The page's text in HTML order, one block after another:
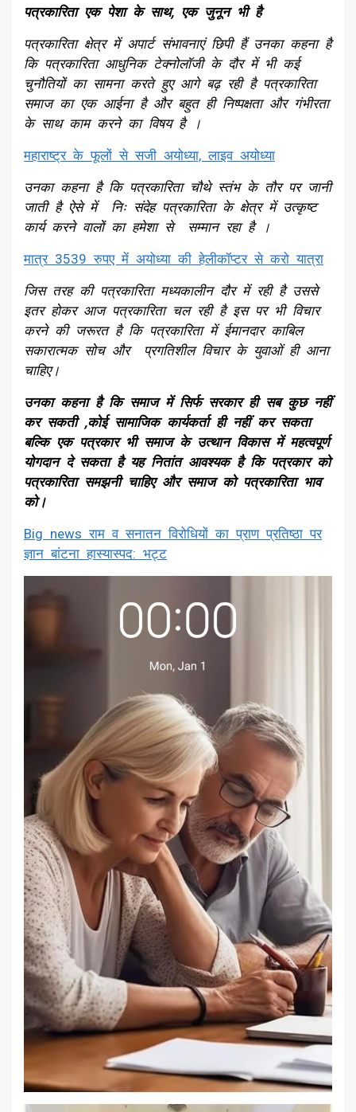
पत्रकारिता एक पेशा के साथ, एक जुनून भी है
पत्रकारिता क्षेत्र में अपार्ट संभावनाएं छिपी हैं उनका कहना है
कि पत्रकारिता आधुनिक टेक्नोलॉजी के दौर में भी कई
चुनौतियों का सामना करते हुए आगे बढ़ रही है पत्रकारिता
समाज का एक आईना है और बहुत ही निष्पक्षता और गंभीरता
के साथ काम करने का विषय है ।
महाराष्ट्र के फूलों से सजी अयोध्या, लाइव अयोध्या
उनका कहना है कि पत्रकारिता चौथे स्तंभ के तौर पर जानी
जाती है ऐसे में निः संदेह पत्रकारिता के क्षेत्र में उत्कृष्ट
कार्य करने वालों का हमेशा से सम्मान रहा है ।
मात्र 3539 रुपए में अयोध्या की हेलीकॉप्टर से करो यात्रा
जिस तरह की पत्रकारिता मध्यकालीन दौर में रही है उससे
इतर होकर आज पत्रकारिता चल रही है इस पर भी विचार
करने की जरूरत है कि पत्रकारिता में ईमानदार काबिल
सकारात्मक सोच और प्रगतिशील विचार के युवाओं ही आना
चाहिए।
उनका कहना है कि समाज में सिर्फ सरकार ही सब कुछ नहीं
कर सकती ,कोई सामाजिक कार्यकर्ता ही नहीं कर सकता
बल्कि एक पत्रकार भी समाज के उत्थान विकास में महत्वपूर्ण
योगदान दे सकता है यह नितांत आवश्यक है कि पत्रकार को
पत्रकारिता समझनी चाहिए और समाज को पत्रकारिता भाव
को।
Big news राम व सनातन विरोधियों का प्राण प्रतिष्ठा पर
ज्ञान बांटना हास्यास्पद: भट्ट